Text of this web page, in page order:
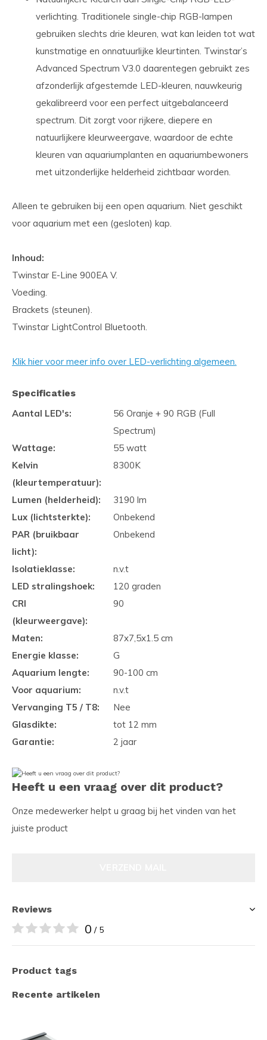
verlichting. Traditionele single-chip RGB-lampen
gebruiken slechts drie kleuren, wat kan leiden tot wat
kunstmatige en onnatuurlijke kleurtinten. Twinstar’s
Advanced Spectrum V3.0 daarentegen gebruikt zes
afzonderlijk afgestemde LED-kleuren, nauwkeurig
gekalibreerd voor een perfect uitgebalanceerd
spectrum. Dit zorgt voor rijkere, diepere en
natuurlijkere kleurweergave, waardoor de echte
kleuren van aquariumplanten en aquariumbewoners
met uitzonderlijke helderheid zichtbaar worden.
Alleen te gebruiken bij een open aquarium. Niet geschikt
voor aquarium met een (gesloten) kap.
Inhoud:
Twinstar E-Line 900EA V.
Voeding.
Brackets (steunen).
Twinstar LightControl Bluetooth.
Klik hier voor meer info over LED-verlichting algemeen.
Specificaties
Aantal LED's:
56 Oranje + 90 RGB (Full
Spectrum)
Wattage:
55 watt
Kelvin
(kleurtemperatuur):
8300K
Lumen (helderheid):
3190 lm
Lux (lichtsterkte):
Onbekend
PAR (bruikbaar
licht):
Onbekend
Isolatieklasse:
n.v.t
LED stralingshoek:
120 graden
CRI
(kleurweergave):
90
Maten:
87x7,5x1.5 cm
Energie klasse:
G
Aquarium lengte:
90-100 cm
Voor aquarium:
n.v.t
Vervanging T5 / T8:
Nee
Glasdikte:
tot 12 mm
Garantie:
2 jaar
Heeft u een vraag over dit product?
Onze medewerker helpt u graag bij het vinden van het
juiste product
Reviews
0 / 5
Product tags
Recente artikelen